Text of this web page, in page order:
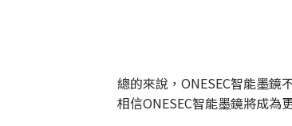
總的來說，ONESEC智能墨鏡
相信ONESEC智能墨鏡將成為